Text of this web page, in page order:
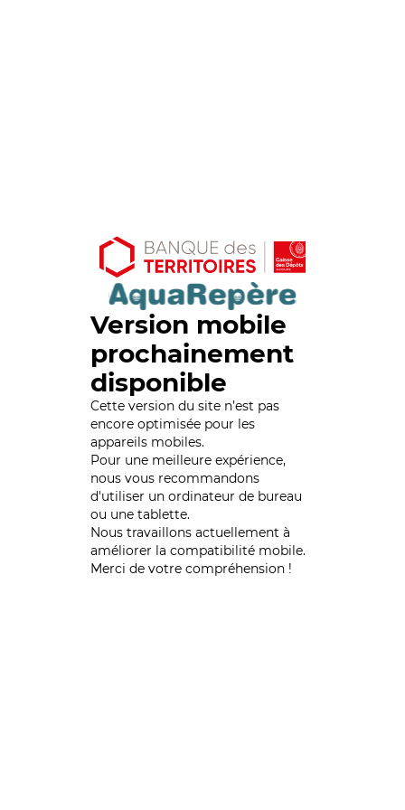
Version mobile
prochainement
disponible
Cette version du site n’est pas
encore optimisée pour les
appareils mobiles.
Pour une meilleure expérience,
nous vous recommandons
d'utiliser un ordinateur de bureau
ou une tablette.
Nous travaillons actuellement à
améliorer la compatibilité mobile.
Merci de votre compréhension !